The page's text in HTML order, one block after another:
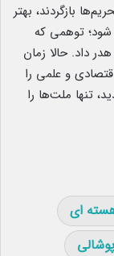
بازگردند، بهتر
توهمی که
داد. حالا زمان
و علمی را
تنها ملت‌ها را
ای